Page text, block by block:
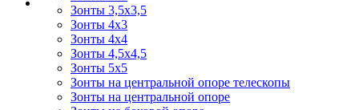
Зонты 3,5х3,5
Зонты 4х3
Зонты 4х4
Зонты 4,5х4,5
Зонты 5х5
Зонты на центральной опоре телескопы
Зонты на центральной опоре